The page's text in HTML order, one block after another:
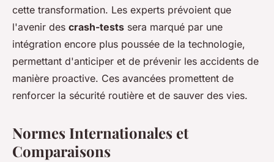
cette transformation. Les experts prévoient que
l'avenir des crash-tests sera marqué par une
intégration encore plus poussée de la technologie,
permettant d'anticiper et de prévenir les accidents de
manière proactive. Ces avancées promettent de
renforcer la sécurité routière et de sauver des vies.
Normes Internationales et
Comparaisons